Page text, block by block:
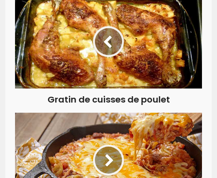
Gratin de cuisses de poulet